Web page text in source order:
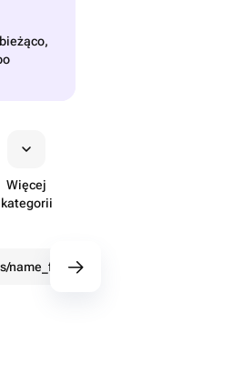
Więcej
kategorii
name_fast_delivery